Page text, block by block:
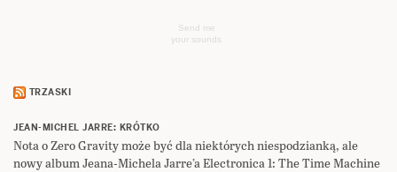
Send me
your sounds
TRZASKI
JEAN-MICHEL JARRE: KRÓTKO
Nota o Zero Gravity może być dla niektórych niespodzianką, ale
nowy album Jeana-Michela Jarre’a Electronica 1: The Time Machine